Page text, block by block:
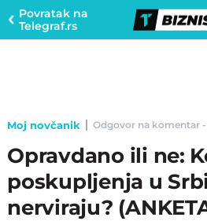
Povratak na
Telegraf.rs
Moj novčanik Odgovor na komentar -
Opravdano ili ne:
poskupljenja u
nerviraju?